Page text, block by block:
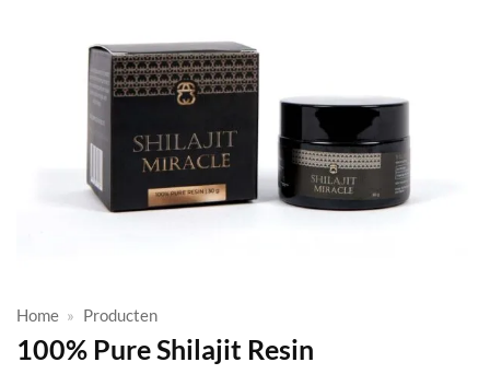
Home » Producten
100% Pure Shilajit Resin